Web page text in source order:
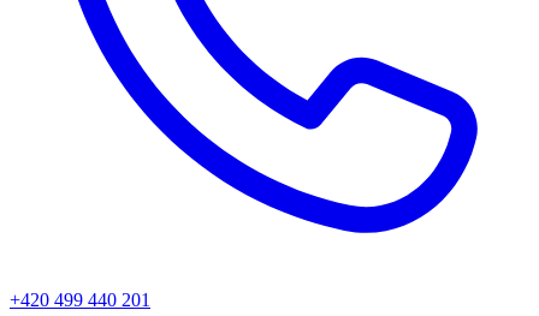
+420 499 440 201